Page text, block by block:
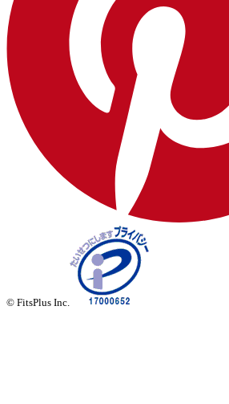
© FitsPlus Inc.